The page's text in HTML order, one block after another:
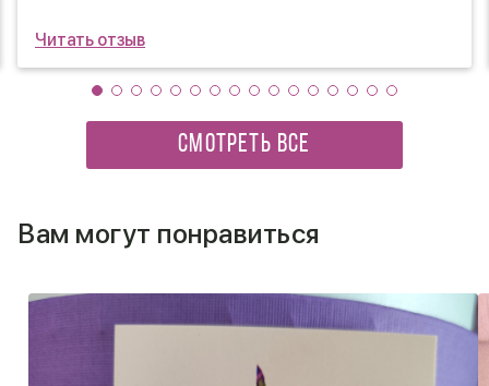
Читать отзыв
СМОТРЕТЬ ВСЕ
Вам могут понравиться